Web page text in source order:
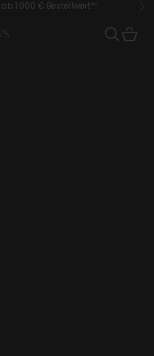
ab 1.000 € Bestellwert*! Vor
Suchen